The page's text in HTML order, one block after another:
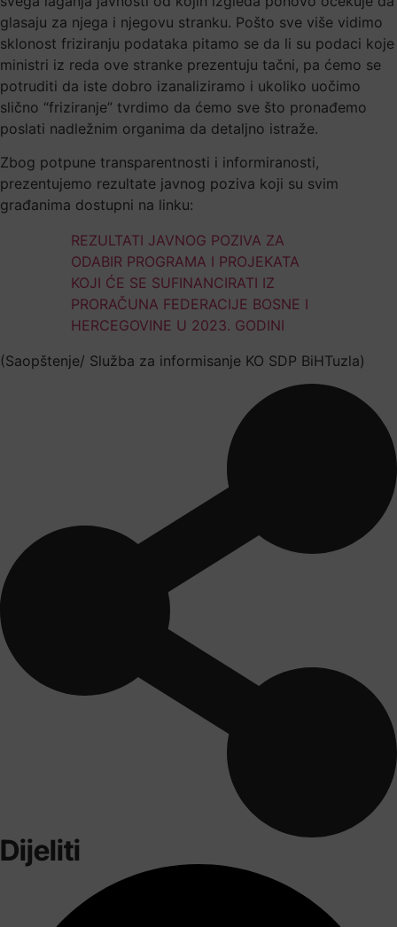
glasaju za njega i njegovu stranku. Pošto sve više vidimo
sklonost friziranju podataka pitamo se da li su podaci koje
ministri iz reda ove stranke prezentuju tačni, pa ćemo se
potruditi da iste dobro izanaliziramo i ukoliko uočimo
slično “friziranje” tvrdimo da ćemo sve što pronađemo
poslati nadležnim organima da detaljno istraže.
Zbog potpune transparentnosti i informiranosti,
prezentujemo rezultate javnog poziva koji su svim
građanima dostupni na linku:
REZULTATI JAVNOG POZIVA ZA
ODABIR PROGRAMA I PROJEKATA
KOJI ĆE SE SUFINANCIRATI IZ
PRORAČUNA FEDERACIJE BOSNE I
HERCEGOVINE U 2023. GODINI
(Saopštenje/ Služba za informisanje KO SDP BiHTuzla)
Dijeliti